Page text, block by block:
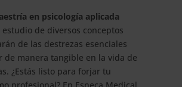
en psicología aplicada
de diversos conceptos
de las destrezas esenciales
de manera tangible en la vida de
¿Estás listo para forjar tu